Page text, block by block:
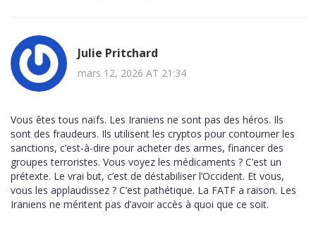
Julie Pritchard
mars 12, 2026 AT 21:34
Vous êtes tous naïfs. Les Iraniens ne sont pas des héros. Ils
sont des fraudeurs. Ils utilisent les cryptos pour contourner les
sanctions, c’est-à-dire pour acheter des armes, financer des
groupes terroristes. Vous voyez les médicaments ? C’est un
prétexte. Le vrai but, c’est de déstabiliser l’Occident. Et vous,
vous les applaudissez ? C’est pathétique. La FATF a raison. Les
Iraniens ne méritent pas d’avoir accès à quoi que ce soit.